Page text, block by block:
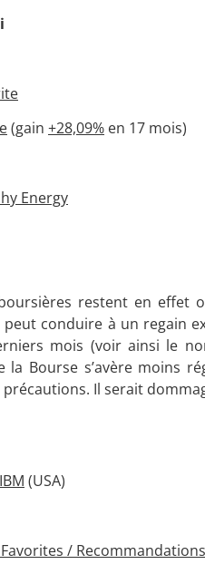
(gain +28,09% en 17 mois)
Energy
restent en effet
conduire à un regain
mois (voir ainsi le
Bourse s’avère moins
Il serait
IBM (USA)
/